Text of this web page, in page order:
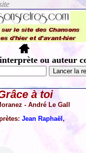
ou auteur
à toi
- André Le Gall
Jean Raphaël,